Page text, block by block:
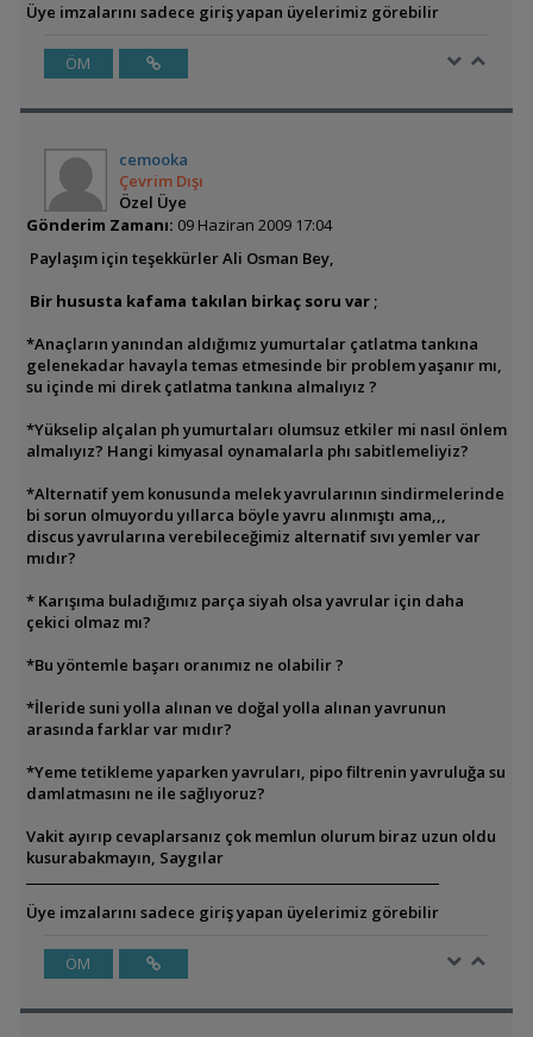
Üye imzalarını sadece giriş yapan üyelerimiz görebilir
ÖM
cemooka
Çevrim Dışı
Özel Üye
Gönderim Zamanı: 09 Haziran 2009 17:04
Paylaşım için teşekkürler Ali Osman Bey,
Bir hususta kafama takılan birkaç soru var;
*Anaçların yanından aldığımız yumurtalar çatlatma tankına
gelenekadar havayla temas etmesinde bir problem yaşanır mı,
su içinde mi direk çatlatma tankına almalıyız ?
*Yükselip alçalan ph yumurtaları olumsuz etkiler mi nasıl önlem
almalıyız? Hangi kimyasal oynamalarla phı sabitlemeliyiz?
*Alternatif yem konusunda melek yavrularının sindirmelerinde
bi sorun olmuyordu yıllarca böyle yavru alınmıştı ama,,,
discus yavrularına verebileceğimiz alternatif sıvı yemler var
mıdır?
* Karışıma buladığımız parça siyah olsa yavrular için daha
çekici olmaz mı?
*Bu yöntemle başarı oranımız ne olabilir ?
*İleride suni yolla alınan ve doğal yolla alınan yavrunun
arasında farklar var mıdır?
*Yeme tetikleme yaparken yavruları, pipo filtrenin yavruluğa su
damlatmasını ne ile sağlıyoruz?
Vakit ayırıp cevaplarsanız çok memlun olurum biraz uzun oldu
kusurabakmayın, Saygılar
Üye imzalarını sadece giriş yapan üyelerimiz görebilir
ÖM